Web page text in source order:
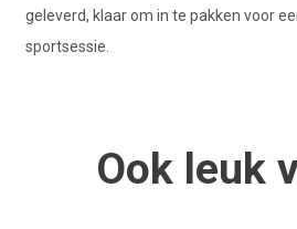
geleverd, klaar om in te pakken voor
sportsessie.
Ook leuk